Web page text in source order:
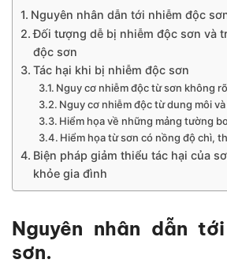
Nguyên nhân dẫn tới nhiễm độc
Đối tượng dễ bị nhiễm độc sơn và
độc sơn
Tác hại khi bị nhiễm độc sơn
Nguy cơ nhiễm độc từ sơn không
Nguy cơ nhiễm độc từ dung môi
Hiểm họa về những mảng tường
Hiểm họa từ sơn có nồng độ chì,
Biện pháp giảm thiểu tác hại của
khỏe gia đình
Nguyên nhân dẫn
sơn.